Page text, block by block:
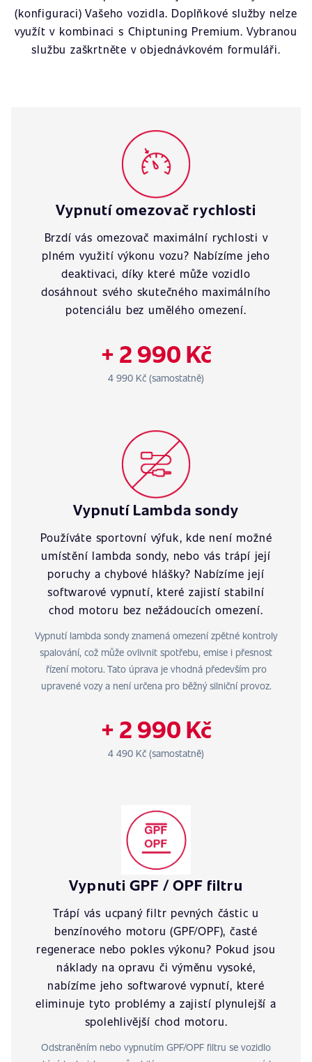
(konfiguraci) Vašeho vozidla. Doplňkové služby nelze
využít v kombinaci s Chiptuning Premium. Vybranou
službu zaškrtněte v objednávkovém formuláři.
Vypnutí omezovač rychlosti
Brzdí vás omezovač maximální rychlosti v
plném využití výkonu vozu? Nabízíme jeho
deaktivaci, díky které může vozidlo
dosáhnout svého skutečného maximálního
potenciálu bez umělého omezení.
+ 2 990 Kč
4 990 Kč (samostatně)
Vypnutí Lambda sondy
Používáte sportovní výfuk, kde není možné
umístění lambda sondy, nebo vás trápí její
poruchy a chybové hlášky? Nabízíme její
softwarové vypnutí, které zajistí stabilní
chod motoru bez nežádoucích omezení.
Vypnutí lambda sondy znamená omezení zpětné kontroly
spalování, což může ovlivnit spotřebu, emise i přesnost
řízení motoru. Tato úprava je vhodná především pro
upravené vozy a není určena pro běžný silniční provoz.
+ 2 990 Kč
4 490 Kč (samostatně)
Vypnuti GPF / OPF filtru
Trápí vás ucpaný filtr pevných částic u
benzínového motoru (GPF/OPF), časté
regenerace nebo pokles výkonu? Pokud jsou
náklady na opravu či výměnu vysoké,
nabízíme jeho softwarové vypnutí, které
eliminuje tyto problémy a zajistí plynulejší a
spolehlivější chod motoru.
Odstraněním nebo vypnutím GPF/OPF filtru se vozidlo